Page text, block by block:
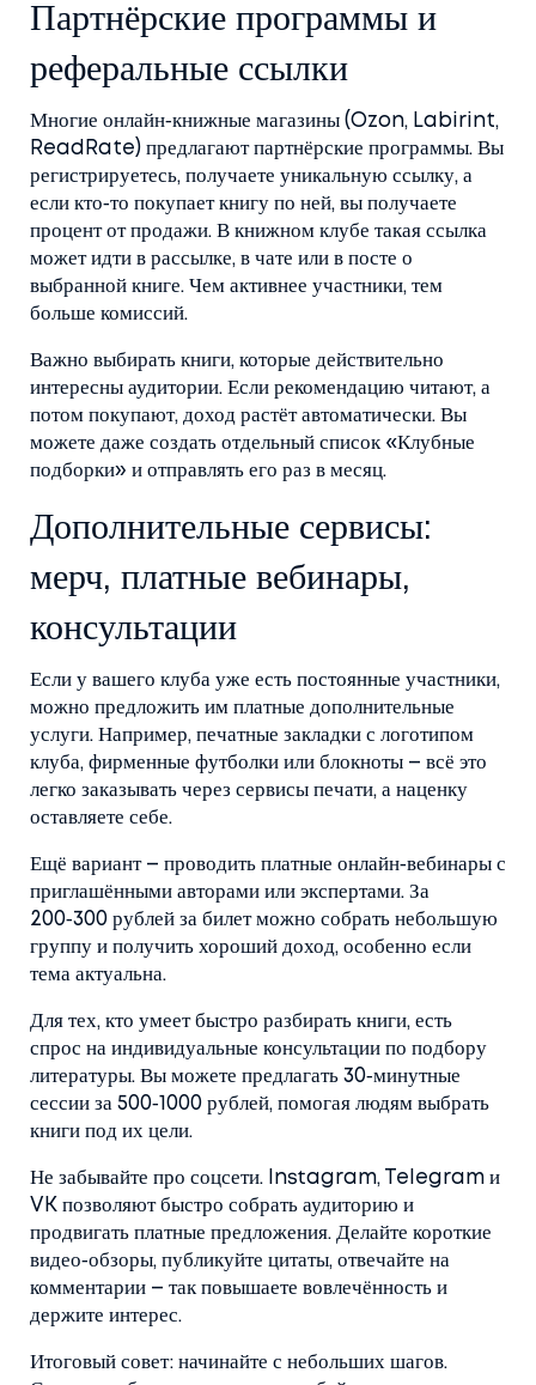
Партнёрские программы и
реферальные ссылки
Многие онлайн‑книжные магазины (Ozon, Labirint,
ReadRate) предлагают партнёрские программы. Вы
регистрируетесь, получаете уникальную ссылку, а
если кто‑то покупает книгу по ней, вы получаете
процент от продажи. В книжном клубе такая ссылка
может идти в рассылке, в чате или в посте о
выбранной книге. Чем активнее участники, тем
больше комиссий.
Важно выбирать книги, которые действительно
интересны аудитории. Если рекомендацию читают, а
потом покупают, доход растёт автоматически. Вы
можете даже создать отдельный список «Клубные
подборки» и отправлять его раз в месяц.
Дополнительные сервисы:
мерч, платные вебинары,
консультации
Если у вашего клуба уже есть постоянные участники,
можно предложить им платные дополнительные
услуги. Например, печатные закладки с логотипом
клуба, фирменные футболки или блокноты – всё это
легко заказывать через сервисы печати, а наценку
оставляете себе.
Ещё вариант – проводить платные онлайн‑вебинары с
приглашёнными авторами или экспертами. За
200‑300 рублей за билет можно собрать небольшую
группу и получить хороший доход, особенно если
тема актуальна.
Для тех, кто умеет быстро разбирать книги, есть
спрос на индивидуальные консультации по подбору
литературы. Вы можете предлагать 30‑минутные
сессии за 500‑1000 рублей, помогая людям выбрать
книги под их цели.
Не забывайте про соцсети. Instagram, Telegram и
VK позволяют быстро собрать аудиторию и
продвигать платные предложения. Делайте короткие
видео‑обзоры, публикуйте цитаты, отвечайте на
комментарии – так повышаете вовлечённость и
держите интерес.
Итоговый совет: начинайте с небольших шагов.